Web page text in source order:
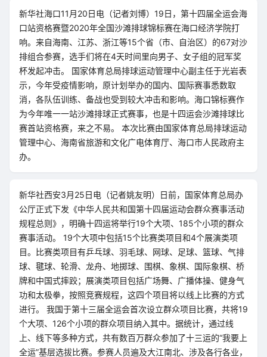
新华社海口11月20日电（记者刘博）19日，第十四届全运会海
口站资格赛暨2020年全国沙滩排球锦标赛在海口经济学院打
响。来自海南、江苏、浙江等15个省（市、自治区）的67对沙
排组合参赛，选手们将在4天时间里向男子、女子组的冠军奖
杯发起冲击。 国家体育总局排球运动管理中心副主任于光岩表
示，今年受疫情影响，原计划举办的国内、国际赛事悉数取
消，各队伍训练、备战也受到较大冲击和影响。海口锦标赛作
为今年唯一一站沙滩排球正式赛事，也是十四运会沙滩排球比
赛首站资格赛，来之不易。 本次比赛由国家体育总局排球运动
管理中心、海南省旅游和文化广电体育厅、海口市人民政府主
办。
新华社西安3月25日电（记者姚友明）日前，国家体育总局办
公厅正式下发《中华人民共和国第十四届运动会群众赛事活动
规程总则》，明确十四运将举行19个大项、185个小项的群众
赛事活动。 19个大项中包括15个比赛类项目和4个展演类项
目。比赛类项目有乒乓球、羽毛球、网球、足球、篮球、气排
球、毽球、轮滑、龙舟、地掷球、围棋、象棋、国际象棋、桥
牌和中国式摔跤；展演类项目包括广场舞、广播体操、健身气
功和太极拳，按照竞赛规程，这四个项目将以线上比赛的方式
进行。 我国于第十三届全运会首次设立群众项目比赛，共将19
个大项、126个小项的群众项目纳入其中。据统计，通过线
上、线下等多种方式，共有数百万群众参加了十三运的“我要上
全运”基层选拔比赛。参赛人员遍及大江南北、涉及各行各业，